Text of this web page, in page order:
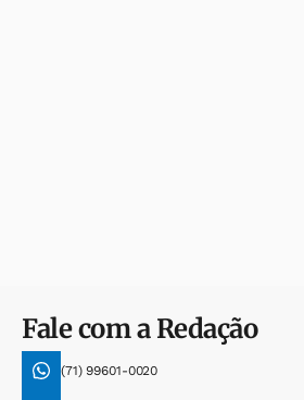
Fale com a Redação
(71) 99601-0020